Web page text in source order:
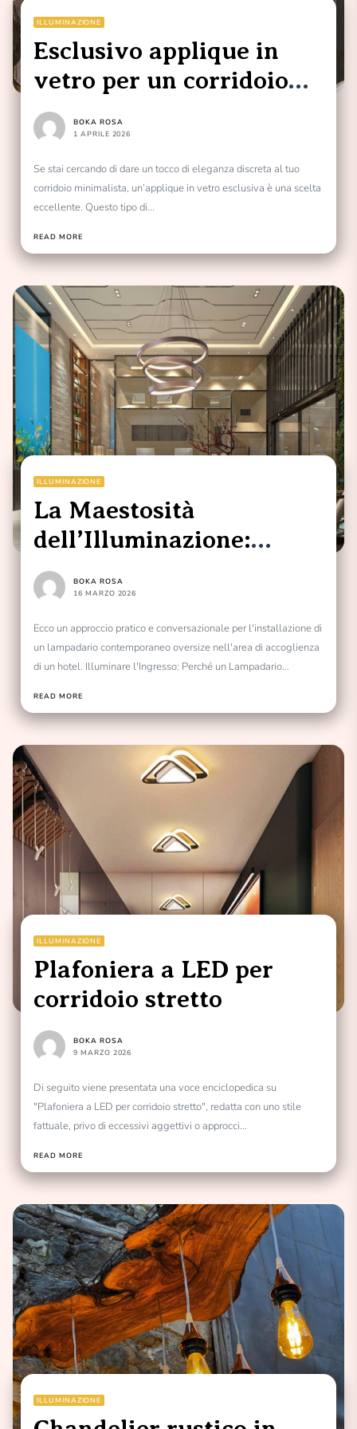
ILLUMINAZIONE
Esclusivo applique in
vetro per un corridoio
minimalista
BOKA ROSA
1 APRILE 2026
Se stai cercando di dare un tocco di eleganza discreta al tuo
corridoio minimalista, un’applique in vetro esclusiva è una scelta
eccellente. Questo tipo di...
READ MORE
ILLUMINAZIONE
La Maestosità
dell’Illuminazione:
Lampadario
Contemporaneo Oversize
per l’Area di Accoglienza
dell’Hotel
BOKA ROSA
16 MARZO 2026
Ecco un approccio pratico e conversazionale per l'installazione di
un lampadario contemporaneo oversize nell'area di accoglienza
di un hotel. Illuminare l'Ingresso: Perché un Lampadario
READ MORE
ILLUMINAZIONE
Plafoniera a LED per
corridoio stretto
BOKA ROSA
9 MARZO 2026
Di seguito viene presentata una voce enciclopedica su
"Plafoniera a LED per corridoio stretto", redatta con uno stile
fattuale, privo di eccessivi aggettivi o approcci...
READ MORE
ILLUMINAZIONE